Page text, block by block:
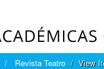
Revista Teatro View